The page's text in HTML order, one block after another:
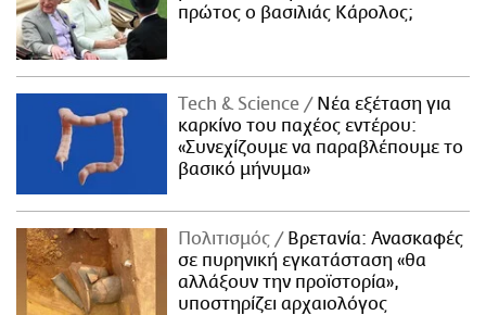
πρώτος ο βασιλιάς Κάρολος;
Τech & Science
Νέα εξέταση για
καρκίνο του παχέος εντέρου:
«Συνεχίζουμε να παραβλέπουμε το
βασικό μήνυμα»
Πολιτισμός
Βρετανία: Ανασκαφές
σε πυρηνική εγκατάσταση «θα
αλλάξουν την προϊστορία»,
υποστηρίζει αρχαιολόγος